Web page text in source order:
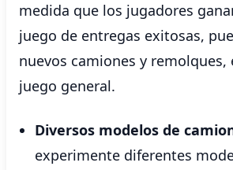
medida que los jugadores
juego de entregas exitosas,
nuevos camiones y remolques,
juego general.
Diversos modelos de
experimente diferentes